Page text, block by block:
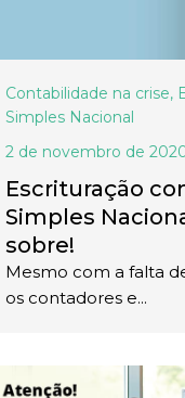
Contabilidade na crise,
Simples Nacional
2 de novembro de
Escrituração
Simples
sobre!
Mesmo com a falta
os contadores e...